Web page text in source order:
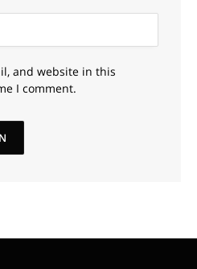
and website in this
I comment.